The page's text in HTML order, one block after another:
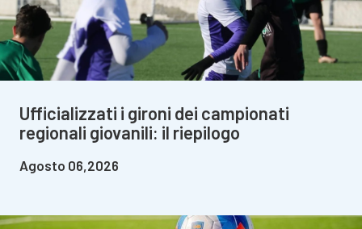
Ufficializzati i gironi dei campionati
regionali giovanili: il riepilogo
Agosto 06,2026